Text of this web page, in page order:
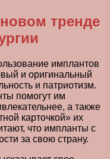
тренде
имплантов
и оригинальный
и патриотизм.
помогут им
а также
карточкой» их
что импланты с
за свою страну.